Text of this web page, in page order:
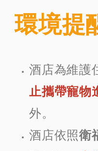
環境提
酒店為維護
止攜帶寵物
外。
酒店依照衛